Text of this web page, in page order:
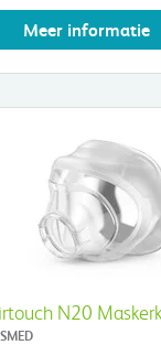
Meer informatie
N20